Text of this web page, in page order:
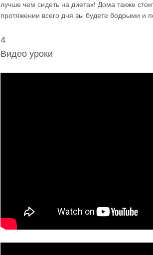
лучше чем сидеть на диетах! Дома также
протяжении всего дня вы будете бодрыми и
4
Видео уроки